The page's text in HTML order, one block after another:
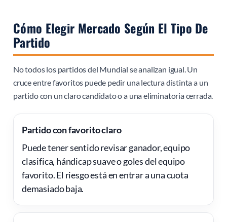
Cómo Elegir Mercado Según El Tipo De
Partido
No todos los partidos del Mundial se analizan igual. Un
cruce entre favoritos puede pedir una lectura distinta a un
partido con un claro candidato o a una eliminatoria cerrada.
Partido con favorito claro
Puede tener sentido revisar ganador, equipo
clasifica, hándicap suave o goles del equipo
favorito. El riesgo está en entrar a una cuota
demasiado baja.